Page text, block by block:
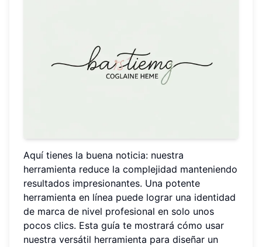
Aquí tienes la buena noticia: nuestra
herramienta reduce la complejidad manteniendo
resultados impresionantes. Una potente
herramienta en línea puede lograr una identidad
de marca de nivel profesional en solo unos
pocos clics. Esta guía te mostrará cómo usar
nuestra versátil herramienta para diseñar un